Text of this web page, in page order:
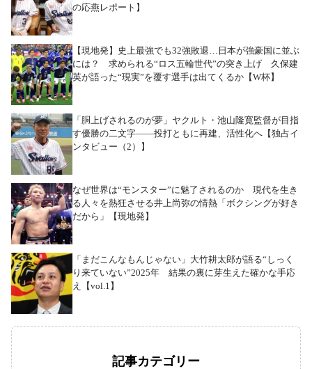
の応燕レポート】
【現地発】史上最強でも32強敗退…日本が強豪国に並ぶ
には？ 求められる“ロス五輪世代”の突き上げ 久保建
英が語った“現実”を覆す選手は出てくるか【W杯】
「胴上げされるのが夢」ヤクルト・池山隆寛監督が目指
す優勝の二文字――投打ともに再建、活性化へ【独占イ
ンタビュー（2）】
なぜ世界は“モンスター”に魅了されるのか 現代を生き
る人々を熱狂させる井上尚弥の情熱「ボクシングが好き
だから」【現地発】
「まだこんなもんじゃない」大竹耕太郎が語る“しっく
り来ていない”2025年 結果の裏に芽生えた確かな手応
え【vol.1】
記事カテゴリー